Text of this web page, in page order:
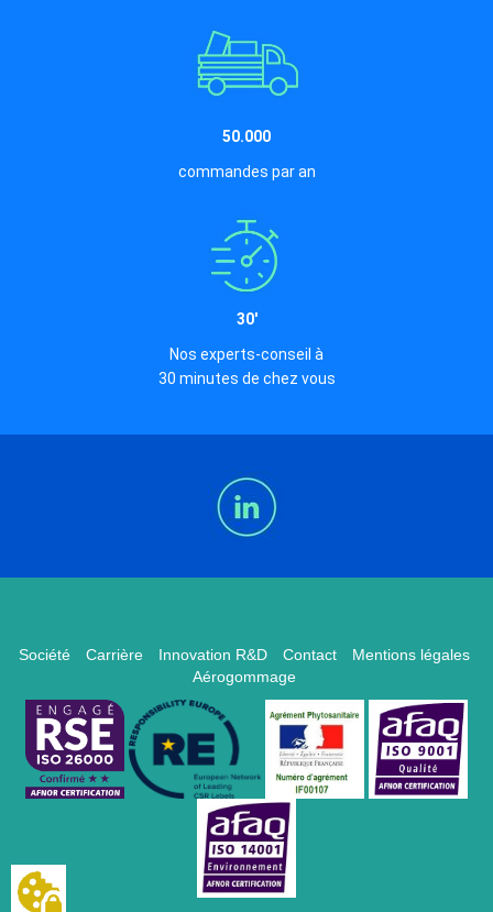
50.000
commandes par an
30'
Nos experts-conseil à
30 minutes de chez vous
Société Carrière Innovation R&D Contact
Mentions légales
Aérogommage